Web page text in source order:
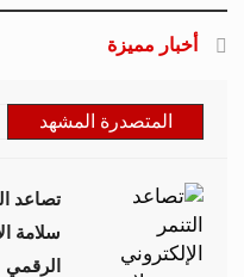
أخبار مميزة
المتصدرة المشهد
تصاعد
سلامة
الرقمي